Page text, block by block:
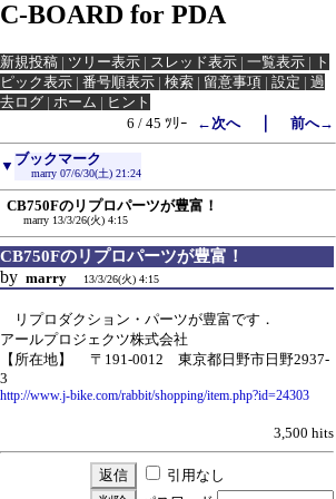
C-BOARD for PDA
新規投稿 | ツリー表示 | スレッド表示 | 一覧表示 | ト
ピック表示 | 番号順表示 | 検索 | 留意事項 | 設定 | 過
去ログ | ホーム | ヒント
6 / 45 ﾂﾘｰ
←次へ｜ 前へ→
▼ ブックマーク
marry 07/6/30(土) 21:24
CB750Fのリプロパーツが豊富！
marry 13/3/26(火) 4:15
CB750Fのリプロパーツが豊富！
by marry 13/3/26(火) 4:15
リプロダクション・パーツが豊富です．
アールプロジェクツ株式会社
【所在地】 〒191-0012 東京都日野市日野2937-
3
http://www.j-bike.com/rabbit/shopping/item.php?id=24303
3,500 hits
引用なし